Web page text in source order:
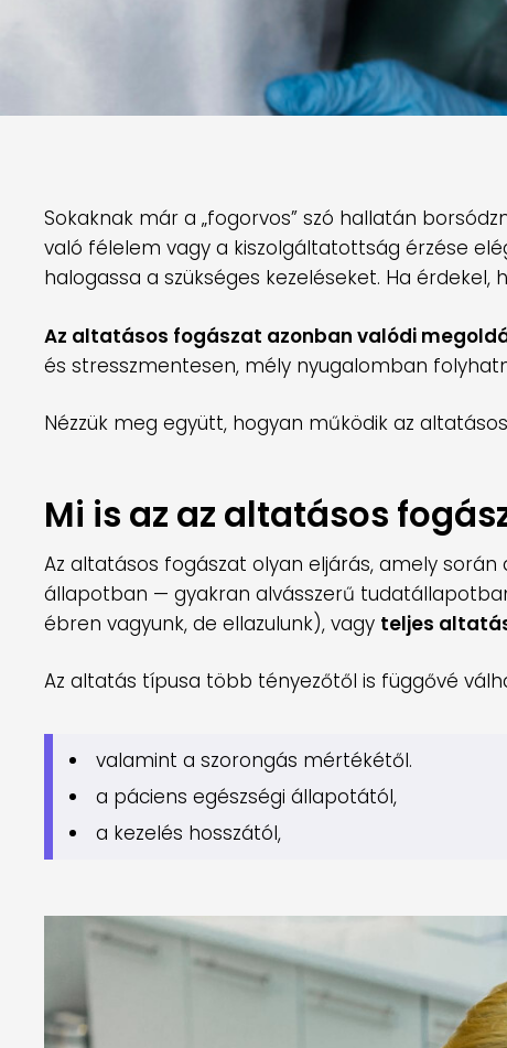
Sokaknak már a „fogorvos” szó hallatán
való félelem vagy a kiszolgáltatottság érzése
halogassa a szükséges kezeléseket. Ha érdekel,
Az altatásos fogászat azonban valódi
és stresszmentesen, mély nyugalomban
Nézzük meg együtt, hogyan működik az
Mi is az az altatásos
Az altatásos fogászat olyan eljárás, amely
állapotban — gyakran alvásszerű
ébren vagyunk, de ellazulunk), vagy teljes
Az altatás típusa több tényezőtől is függővé
valamint a szorongás mértékétől.
a páciens egészségi állapotától,
a kezelés hosszától,